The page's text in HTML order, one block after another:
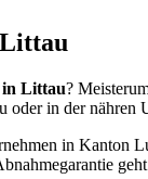
in Littau?
in der nähren
in